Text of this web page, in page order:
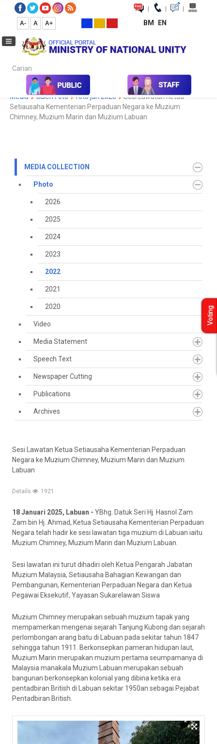
| | |
A- A A+ BM EN
Carian...
Media Media Collection Photo 2022
Koleksi
Media
Galeri Foto foto jan 2025
Sesi Lawatan Ketua
Setiausaha Kementerian Perpaduan Negara ke Muzium
Chimney, Muzium Marin dan Muzium Labuan
MEDIA COLLECTION
Photo
2026
2025
2024
2023
2022
2021
2020
Video
Media Statement
Speech Text
Newspaper Cutting
Publications
Archives
Sesi Lawatan Ketua Setiausaha Kementerian Perpaduan
Negara ke Muzium Chimney, Muzium Marin dan Muzium
Labuan
Details 1921
18 Januari 2025, Labuan - YBhg. Datuk Seri Hj. Hasnol Zam
Zam bin Hj. Ahmad, Ketua Setiausaha Kementerian Perpaduan
Negara telah hadir ke sesi lawatan tiga muzium di Labuan iaitu
Muzium Chimney, Muzium Marin dan Muzium Labuan.
Sesi lawatan ini turut dihadiri oleh Ketua Pengarah Jabatan
Muzium Malaysia, Setiausaha Bahagian Kewangan dan
Pembangunan, Kementerian Perpaduan Negara dan Ketua
Pegawai Eksekutif, Yayasan Sukarelawan Siswa
Muzium Chimney merupakan sebuah muzium tapak yang
mempamerkan mengenai sejarah Tanjung Kubong dan sejarah
perlombongan arang batu di Labuan pada sekitar tahun 1847
sehingga tahun 1911. Berkonsepkan pameran hidupan laut,
Muzium Marin merupakan muzium pertama seumpamanya di
Malaysia manakala Muzium Labuan merupakan sebuah
bangunan berkonsepkan kolonial yang dibina ketika era
pentadbiran British di Labuan sekitar 1950an sebagai Pejabat
Pentadbiran British.
Voting